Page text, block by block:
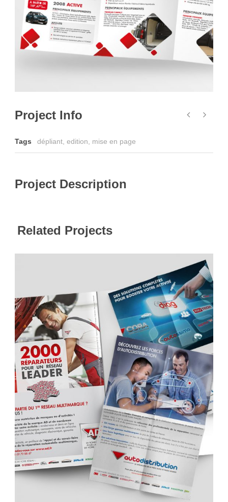
Project Info
Tags dépliant, edition, mise en page
Project Description
Related Projects
edition, graphisme,mise en page,presse